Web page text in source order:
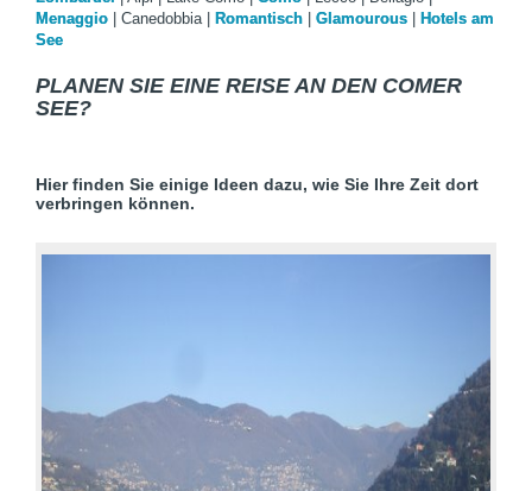
Menaggio
Canedobbia Romantisch Glamourous
Hotels am
See
PLANEN SIE EINE REISE AN DEN COMER
SEE?
Hier finden Sie einige Ideen dazu, wie Sie Ihre Zeit dort
verbringen können.